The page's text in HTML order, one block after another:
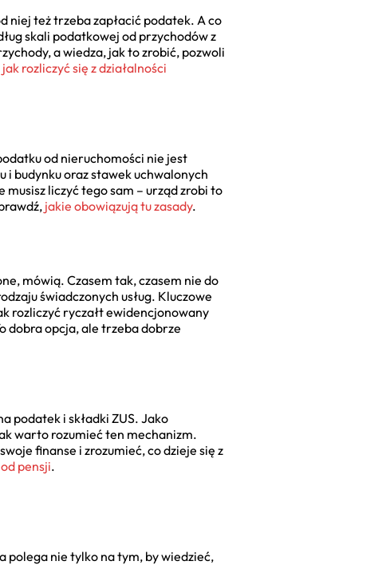
niej też trzeba zapłacić podatek. A co
skali podatkowej od przychodów z
a wiedza, jak to zrobić, pozwoli
jak rozliczyć się z działalności
od nieruchomości nie jest
budynku oraz stawek uchwalonych
musisz liczyć tego sam – urząd zrobi to
jakie obowiązują tu zasady.
mówią. Czasem tak, czasem nie do
świadczonych usług. Kluczowe
rozliczyć ryczałt ewidencjonowany
dobra opcja, ale trzeba dobrze
podatek i składki ZUS. Jako
warto rozumieć ten mechanizm.
finanse i zrozumieć, co dzieje się z
pensji.
polega nie tylko na tym, by wiedzieć,